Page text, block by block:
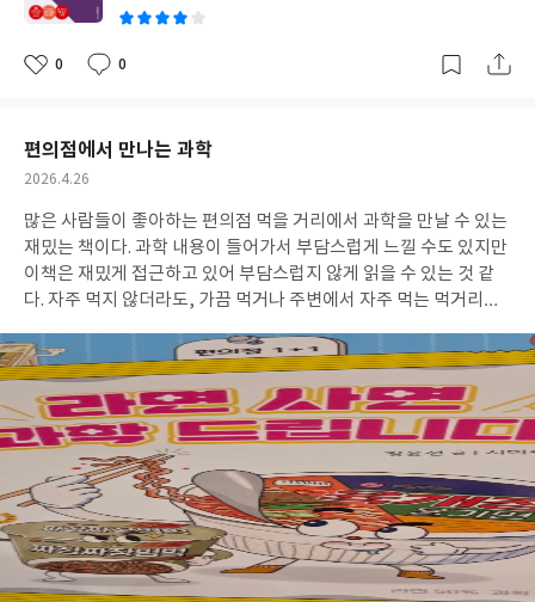
면 좋을 것 같다
좋
0
댓
0
작
편의점에서 만나는 과학
작
일
2026.4.26
많은 사람들이 좋아하는 편의점 먹을 거리에서 과학을 만날 수 있는
재밌는 책이다. 과학 내용이 들어가서 부담스럽게 느낄 수도 있지만
이책은 재밌게 접근하고 있어 부담스럽지 않게 읽을 수 있는 것 같
다. 자주 먹지 않더라도, 가끔 먹거나 주변에서 자주 먹는 먹거리를
점에 들러 구경이라도 하고 나와서 책을 읽어도 좋을 것 같다. 책을
읽을 때도 처음부터 차례대로 읽지 않아도 좋은 것 같다. 무언가 먹
을 때 그것에 관련된 부분만 읽고 그에 관련된 과학 이야기를 만나도
괜찮을 것 같다. 과자 코너-새우깡, 꿀버터칩, 초코파이 등 라면&간
식 코너-육개장컵라면, 햅반, 시리얼, 딸기잼 등 유제품&아이스크
림 코너-바나나우유, 두유, 구슬아이스크림 등 음료&냉장 코너-포
도 주스, 사이다ㅡ 샌드위치, 김밥, 핫바 등 익숙한 먹을 거리들을
선명하고 재밌는 그림과 함께 그 속에 담겨 있는 과학이야기를 어렵
지 않게 얘기해 주고 있어 이책을 읽으면서 간단한 과학 상식을 만나
고, 혹시 더 궁금하다면 다른 책(교과서 등)이나 인터넷을 활용하여